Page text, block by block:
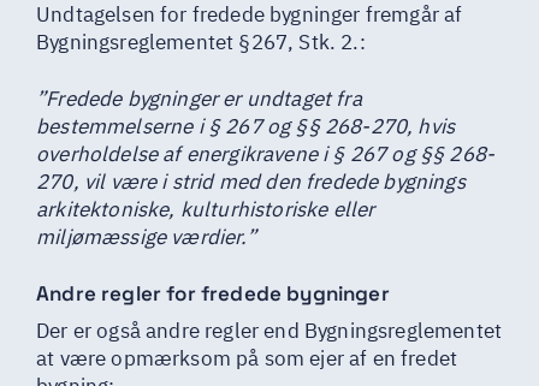
Undtagelsen for fredede bygninger fremgår af
Bygningsreglementet §267, Stk. 2.:
”Fredede bygninger er undtaget fra
bestemmelserne i § 267 og §§ 268-270, hvis
overholdelse af energikravene i § 267 og §§ 268-
270, vil være i strid med den fredede bygnings
arkitektoniske, kulturhistoriske eller
miljømæssige værdier.”
Andre regler for fredede bygninger
Der er også andre regler end Bygningsreglementet
at være opmærksom på som ejer af en fredet